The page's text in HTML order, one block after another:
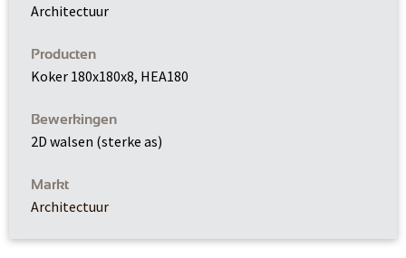
Architectuur
Producten
Koker 180x180x8, HEA180
Bewerkingen
2D walsen (sterke as)
Markt
Architectuur